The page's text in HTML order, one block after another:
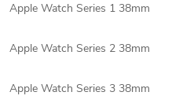
Apple Watch Series 1 38mm
Apple Watch Series 2 38mm
Apple Watch Series 3 38mm